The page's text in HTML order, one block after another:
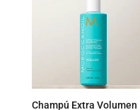
Champú Extra Volumen